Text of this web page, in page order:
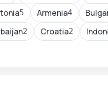
5 Armenia4
2 Croatia2